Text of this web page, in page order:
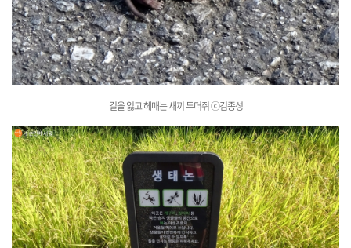
길을 잃고 헤매는 새끼 두더쥐ⓒ김종성